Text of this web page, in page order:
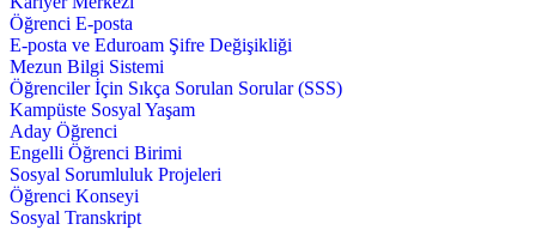
Öğrenci E-posta
E-posta ve Eduroam Şifre Değişikliği
Mezun Bilgi Sistemi
Öğrenciler İçin Sıkça Sorulan Sorular (SSS)
Kampüste Sosyal Yaşam
Aday Öğrenci
Engelli Öğrenci Birimi
Sosyal Sorumluluk Projeleri
Öğrenci Konseyi
Sosyal Transkript